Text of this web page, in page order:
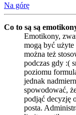
Na górę
Co to są są
Emotikony,
mogą być
można też
podczas gdy :(
poziomu
jednak
spowodować,
podjąć decyzję
posta.